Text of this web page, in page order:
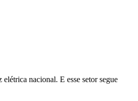
nacional. E esse setor segue